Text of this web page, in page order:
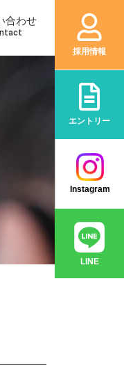
採用情報
エントリー
Instagram
LINE
合わせ